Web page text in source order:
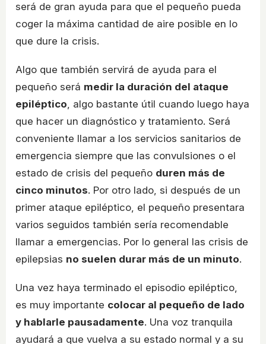
será de gran ayuda para que el pequeño pueda
coger la máxima cantidad de aire posible en lo
que dure la crisis.
Algo que también servirá de ayuda para el
pequeño será medir la duración del ataque
epiléptico, algo bastante útil cuando luego haya
que hacer un diagnóstico y tratamiento. Será
conveniente llamar a los servicios sanitarios de
emergencia siempre que las convulsiones o el
estado de crisis del pequeño duren más de
cinco minutos. Por otro lado, si después de un
primer ataque epiléptico, el pequeño presentara
varios seguidos también sería recomendable
llamar a emergencias. Por lo general las crisis de
epilepsias no suelen durar más de un minuto.
Una vez haya terminado el episodio epiléptico,
es muy importante colocar al pequeño de lado
y hablarle pausadamente. Una voz tranquila
ayudará a que vuelva a su estado normal y a su